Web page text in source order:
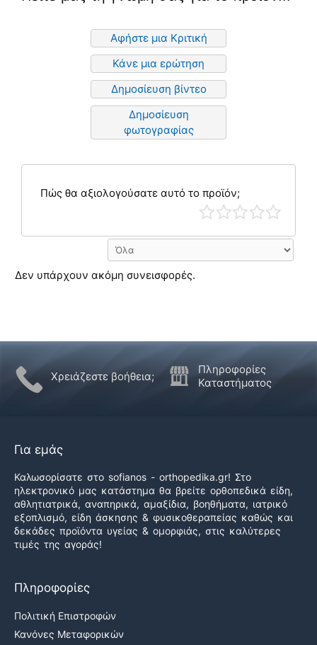
Αφήστε μια Κριτική
Κάνε μια ερώτηση
Δημοσίευση βίντεο
Δημοσίευση
φωτογραφίας
Πώς θα αξιολογούσατε αυτό το προϊόν;
Δεν υπάρχουν ακόμη συνεισφορές.
Χρειάζεστε βοήθεια;
Πληροφορίες
Καταστήματος
Για εμάς
Καλωσορίσατε στο sofianos - orthopedika.gr! Στο
ηλεκτρονικό μας κατάστημα θα βρείτε ορθοπεδικά είδη,
αθλητιατρικά, αναπηρικά, αμαξίδια, βοηθήματα, ιατρικό
εξοπλισμό, είδη άσκησης & φυσικοθεραπείας καθώς και
δεκάδες προϊόντα υγείας & ομορφιάς, στις καλύτερες
τιμές της αγοράς!
Πληροφορίες
Πολιτική Επιστροφών
Κανόνες Μεταφορικών